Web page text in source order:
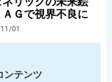
Ｇで視界不良に
01
ンテンツ